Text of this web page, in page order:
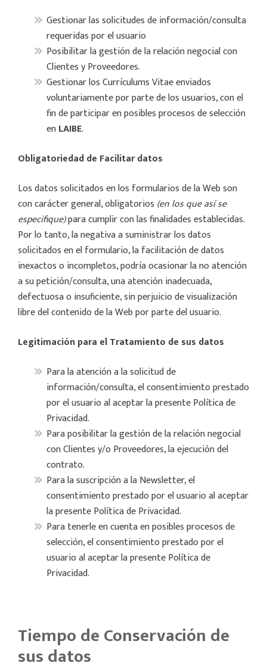
Gestionar las solicitudes de información/consulta
requeridas por el usuario
Posibilitar la gestión de la relación negocial con
Clientes y Proveedores.
Gestionar los Currículums Vitae enviados
voluntariamente por parte de los usuarios, con el
fin de participar en posibles procesos de selección
enLAIBE.
Obligatoriedad de Facilitar datos
Los datos solicitados en los formularios de la Web son
con carácter general, obligatorios (en los que así se
especifique)para cumplir con las finalidades establecidas.
Por lo tanto, la negativa a suministrar los datos
solicitados en el formulario, la facilitación de datos
inexactos o incompletos, podría ocasionar la no atención
a su petición/consulta, una atención inadecuada,
defectuosa o insuficiente, sin perjuicio de visualización
libre del contenido de la Web por parte del usuario.
Legitimación para el Tratamiento de sus datos
Para la atención a la solicitud de
información/consulta, el consentimiento prestado
por el usuario al aceptar la presente Política de
Privacidad.
Para posibilitar la gestión de la relación negocial
con Clientes y/o Proveedores, la ejecución del
contrato.
Para la suscripción a la Newsletter, el
consentimiento prestado por el usuario al aceptar
la presente Política de Privacidad.
Para tenerle en cuenta en posibles procesos de
selección, el consentimiento prestado por el
usuario al aceptar la presente Política de
Privacidad.
Tiempo de Conservación de
sus datos